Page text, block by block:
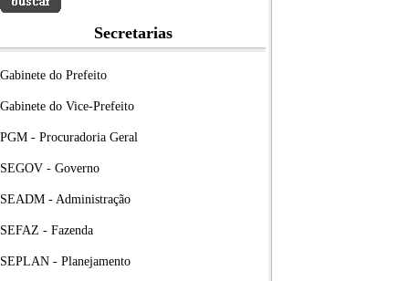
Secretarias
Gabinete do Prefeito
Gabinete do Vice-Prefeito
PGM - Procuradoria Geral
SEGOV - Governo
SEADM - Administração
SEFAZ - Fazenda
SEPLAN - Planejamento